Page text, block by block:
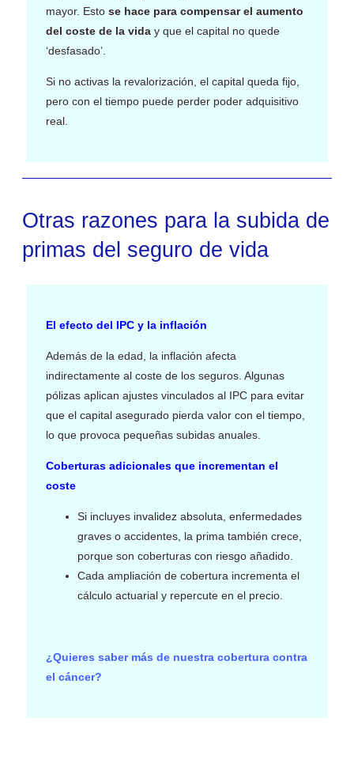
mayor. Esto se hace para compensar el aumento
del coste de la vida y que el capital no quede
‘desfasado’.
Si no activas la revalorización, el capital queda fijo,
pero con el tiempo puede perder poder adquisitivo
real.
Otras razones para la subida de
primas del seguro de vida
El efecto del IPC y la inflación
Además de la edad, la inflación afecta
indirectamente al coste de los seguros. Algunas
pólizas aplican ajustes vinculados al IPC para evitar
que el capital asegurado pierda valor con el tiempo,
lo que provoca pequeñas subidas anuales.
Coberturas adicionales que incrementan el
coste
Si incluyes invalidez absoluta, enfermedades
graves o accidentes, la prima también crece,
porque son coberturas con riesgo añadido.
Cada ampliación de cobertura incrementa el
cálculo actuarial y repercute en el precio.
¿Quieres saber más de nuestra cobertura contra
el cáncer?